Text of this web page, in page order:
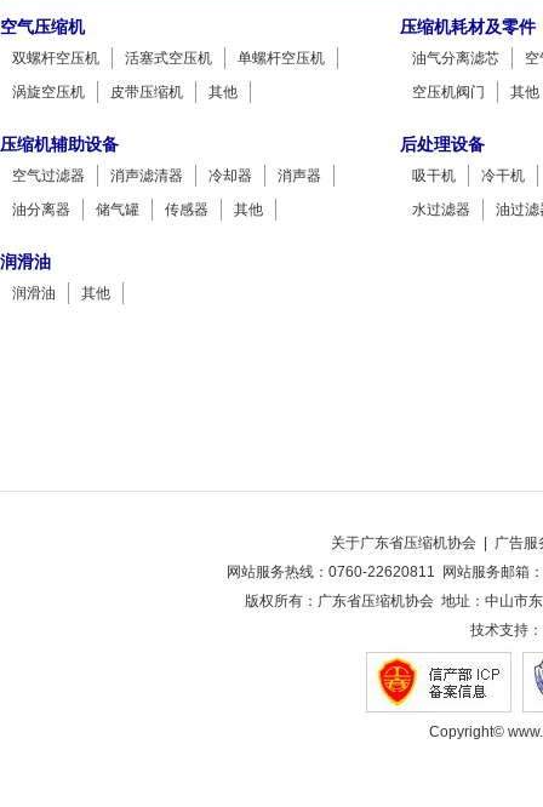
空气压缩机
双螺杆空压机 活塞式空压机
单螺杆空压机
涡旋空压机
皮带压缩机 其他
压缩机耗材及零件
油气分离滤芯
空
空压机阀门
其他
压缩机辅助设备
空气过滤器 消声滤清器 冷却器
消声器
油分离器
储气罐 传感器 其他
后处理设备
吸干机
冷干机
水过滤器
油过滤
润滑油
润滑油 其他
关于广东省压缩机协会|
广告服
网站服务热线：0760-22620811 网站服务邮
版权所有：广东省压缩机协会 地址：中山市
技术支持：
Copyright©